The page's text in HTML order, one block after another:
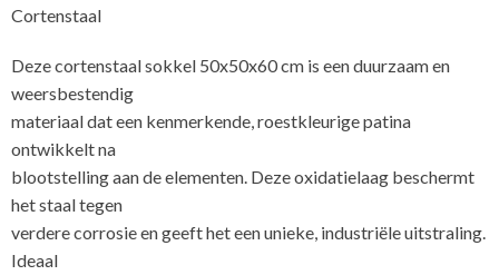
Cortenstaal
Deze cortenstaal sokkel 50x50x60 cm is een duurzaam en
weersbestendig
materiaal dat een kenmerkende, roestkleurige patina
ontwikkelt na
blootstelling aan de elementen. Deze oxidatielaag beschermt
het staal tegen
verdere corrosie en geeft het een unieke, industriële uitstraling.
Ideaal